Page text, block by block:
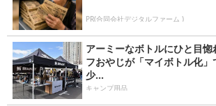
PR(合同会社デジタルファーム )
アーミーなボトルにひと目
フおやじが「マイボトル化
少...
キャンプ用品